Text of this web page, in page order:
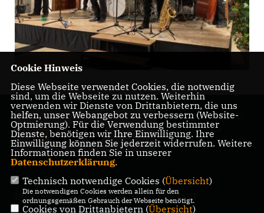
Homepage des CDU-
Stadtverbands
Meßkirch
IMPRESSUM DATENSCHUTZ KONTAKT
Cookie Hinweis
Diese Webseite verwendet Cookies, die notwendig
sind, um die Webseite zu nutzen. Weiterhin
verwenden wir Dienste von Drittanbietern, die uns
helfen, unser Webangebot zu verbessern (Website-
Optmierung). Für die Verwendung bestimmter
Dienste, benötigen wir Ihre Einwilligung. Ihre
Einwilligung können Sie jederzeit widerrufen. Weitere
Informationen finden Sie in unserer
Datenschutzerklärung.
Technisch notwendige Cookies (Übersicht)
Die notwendigen Cookies werden allein für den
ordnungsgemäßen Gebrauch der Webseite benötigt.
Cookies von Drittanbietern (Übersicht)